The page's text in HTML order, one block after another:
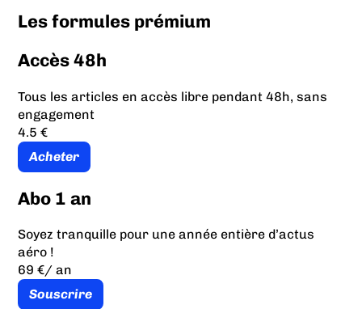
Les formules prémium
Accès 48h
Tous les articles en accès libre pendant 48h, sans
engagement
4.5 €
Acheter
Abo 1 an
Soyez tranquille pour une année entière d’actus
aéro !
69 €/ an
Souscrire